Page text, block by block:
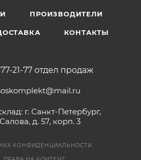
ПРОИЗВОДИТЕЛИ
КОНТАКТЫ
21-77 отдел продаж
г. Санкт-Петербург,
д. 57, корп. 3
КОНФИДЕНЦИАЛЬНОСТИ